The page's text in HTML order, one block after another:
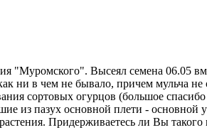
"Муромского". Высеял семена 06.05
ни в чем не бывало, причем
сортовых огурцов (большое
из пазух основной плети - основной
Придерживаетесь ли Вы такого